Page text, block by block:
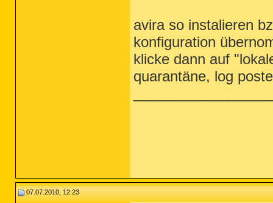
avira so instalieren
konfiguration
klicke dann auf
quarantäne, log
07.07.2010, 12:23